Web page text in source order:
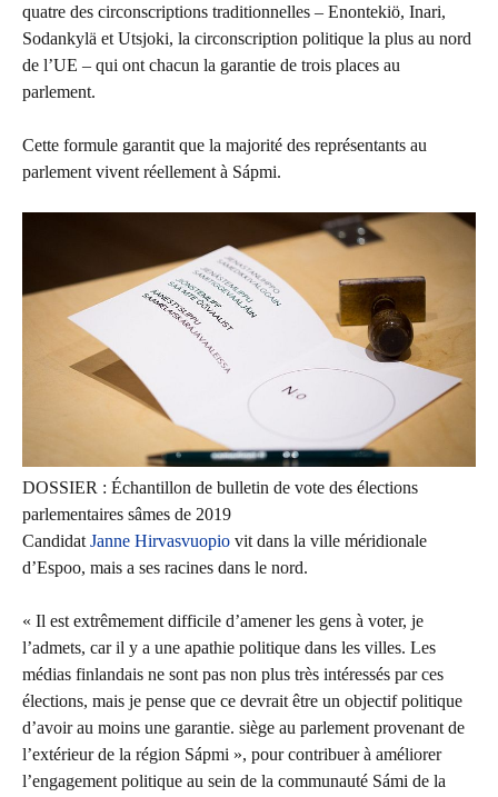
quatre des circonscriptions traditionnelles – Enontekiö, Inari,
Sodankylä et Utsjoki, la circonscription politique la plus au nord
de l’UE – qui ont chacun la garantie de trois places au
parlement.
Cette formule garantit que la majorité des représentants au
parlement vivent réellement à Sápmi.
DOSSIER : Échantillon de bulletin de vote des élections
parlementaires sâmes de 2019
Candidat Janne Hirvasvuopio vit dans la ville méridionale
d’Espoo, mais a ses racines dans le nord.
« Il est extrêmement difficile d’amener les gens à voter, je
l’admets, car il y a une apathie politique dans les villes. Les
médias finlandais ne sont pas non plus très intéressés par ces
élections, mais je pense que ce devrait être un objectif politique
d’avoir au moins une garantie. siège au parlement provenant de
l’extérieur de la région Sápmi », pour contribuer à améliorer
l’engagement politique au sein de la communauté Sámi de la